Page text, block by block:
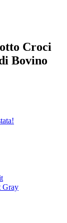
Croci
Bovino
Gray